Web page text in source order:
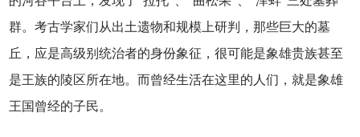
群。考古学家们从出土遗物和规模上研判，那些巨大的墓
丘，应是高级别统治者的身份象征，很可能是象雄贵族甚至
是王族的陵区所在地。而曾经生活在这里的人们，就是象雄
王国曾经的子民。